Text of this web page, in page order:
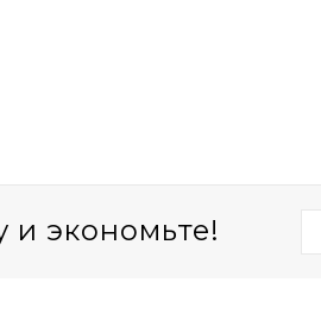
и экономьте!